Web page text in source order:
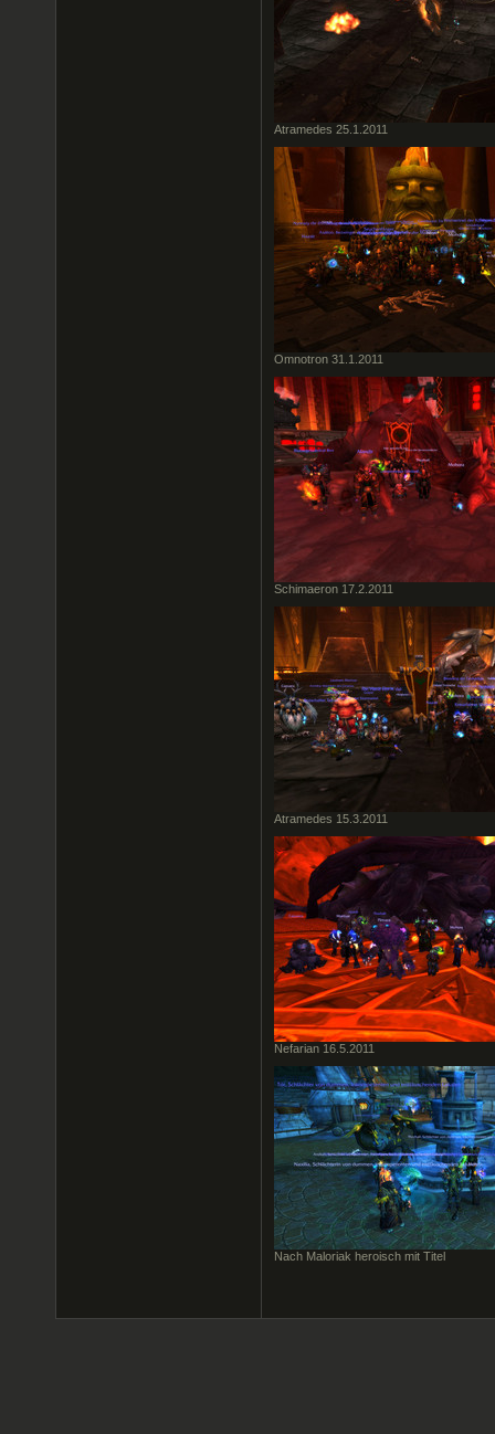
Atramedes 25.1.2011
Omnotron 31.1.2011
Schimaeron 17.2.2011
Atramedes 15.3.2011
Nefarian 16.5.2011
Nach Maloriak heroisch mit Titel